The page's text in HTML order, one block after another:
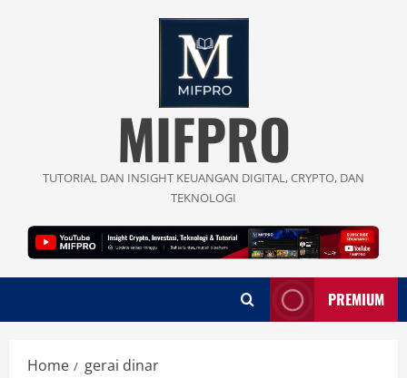
MIFPRO
TUTORIAL DAN INSIGHT KEUANGAN DIGITAL, CRYPTO, DAN
TEKNOLOGI
PREMIUM
Home gerai dinar